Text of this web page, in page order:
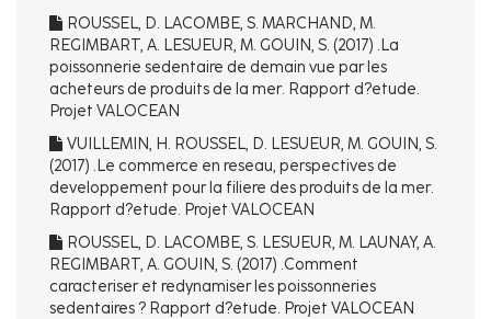
ROUSSEL, D. LACOMBE, S. MARCHAND, M.
REGIMBART, A. LESUEUR, M. GOUIN, S. (2017) .La
poissonnerie sedentaire de demain vue par les
acheteurs de produits de la mer. Rapport d?etude.
Projet VALOCEAN
VUILLEMIN, H. ROUSSEL, D. LESUEUR, M. GOUIN, S.
(2017) .Le commerce en reseau, perspectives de
developpement pour la filiere des produits de la mer.
Rapport d?etude. Projet VALOCEAN
ROUSSEL, D. LACOMBE, S. LESUEUR, M. LAUNAY, A.
REGIMBART, A. GOUIN, S. (2017) .Comment
caracteriser et redynamiser les poissonneries
sedentaires ? Rapport d?etude. Projet VALOCEAN